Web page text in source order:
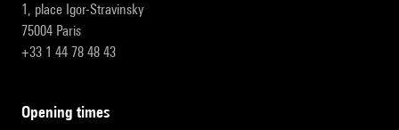
1, place Igor-Stravinsky
75004 Paris
+33 1 44 78 48 43
opening times